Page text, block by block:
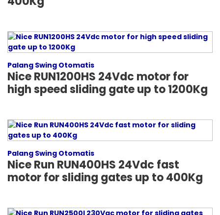
Palang Swing Otomatis
Nice RUN1200HS 24Vdc motor for
high speed sliding gate up to 1200Kg
Palang Swing Otomatis
Nice Run RUN400HS 24Vdc fast
motor for sliding gates up to 400Kg